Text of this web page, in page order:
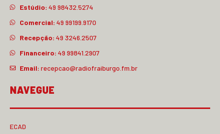
Estúdio: 49 98432.5274
Comercial: 49 99199.9170
Recepção: 49 3246.2507
Financeiro: 49 99841.2907
Email: recepcao@radiofraiburgo.fm.br
NAVEGUE
ECAD